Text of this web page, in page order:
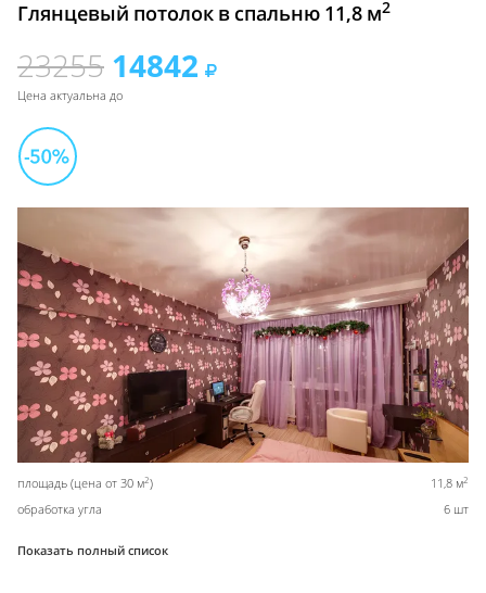
Глянцевый потолок в спальню 11,8 м2
23255 14842
Цена актуальна до
площадь (цена от 30 м2) 11,8 м2
обработка угла 6 шт
Показать полный список